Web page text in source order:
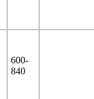
600-
840